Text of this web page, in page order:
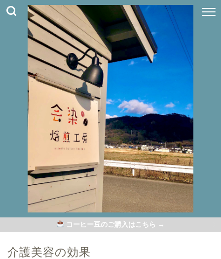
コーヒー豆のご購入はこちら →
介護美容の効果